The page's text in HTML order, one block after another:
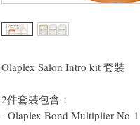
Olaplex Salon Intro kit 套裝
2件套裝包含：
- Olaplex Bond Multiplier No